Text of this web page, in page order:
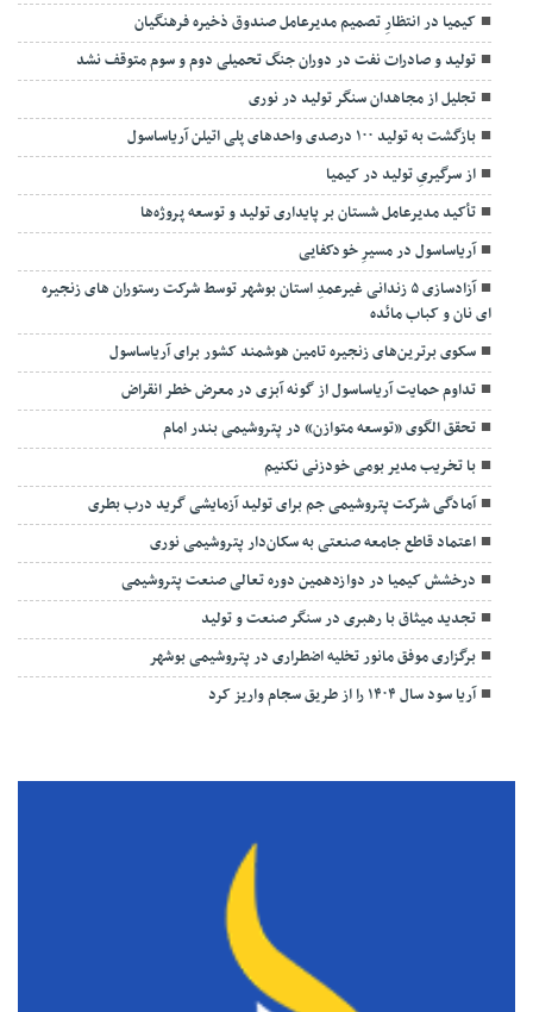
کیمیا در انتظارِ تصمیم مدیرعامل صندوق ذخیره فرهنگیان
تولید و صادرات نفت در دوران جنگ تحمیلی دوم و سوم متوقف نشد
تجلیل از مجاهدان سنگر تولید در نوری
بازگشت به تولید ۱۰۰ درصدی واحدهای پلی اتیلن آریاساسول
از سرگیریِ تولید در کیمیا
تأکید مدیرعامل شستان بر پایداری تولید و توسعه پروژه‌ها
آریاساسول در مسیرِ خودکفایی
آزادسازی ۵ زندانی غیرعمدِ استان بوشهر توسط شرکت رستوران های زنجیره
ای نان و کباب مائده
سکوی برترین‌های زنجیره تامین هوشمند کشور برای آریاساسول
تداوم حمایت آریاساسول از گونه آبزی در معرض خطر انقراض
تحقق الگوی «توسعه متوازن» در پتروشیمی بندر امام
با تخریب مدیر بومی خودزنی نکنیم
آمادگی شرکت پتروشیمی جم برای تولید آزمایشی گرید درب بطری
اعتماد قاطع جامعه صنعتی به سکان‌دار پتروشیمی نوری
درخشش کیمیا در دوازدهمین دوره تعالی صنعت پتروشیمی
تجدید میثاق با رهبری در سنگر صنعت و تولید
برگزاری موفق مانور تخلیه اضطراری در پتروشیمی بوشهر
آریا سود سال ۱۴۰۴ را از طریق سجام واریز کرد